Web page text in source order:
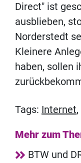
Direct" ist
ausblieben,
Norderstedt
Kleinere
haben, sollen
Tags: Internet,
Mehr zum
BTW und